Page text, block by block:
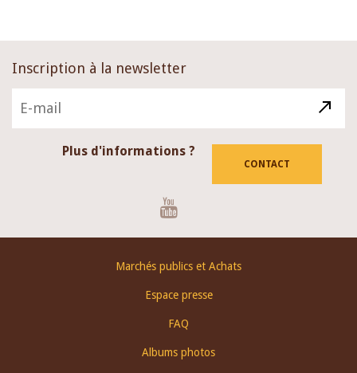
Inscription à la newsletter
Plus d'informations ?
CONTACT
Marchés publics et Achats
Espace presse
FAQ
Albums photos